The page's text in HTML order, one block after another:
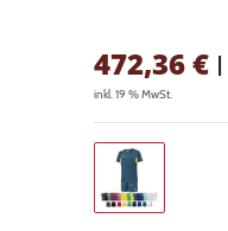
472,36€ |
inkl. 19 % MwSt.